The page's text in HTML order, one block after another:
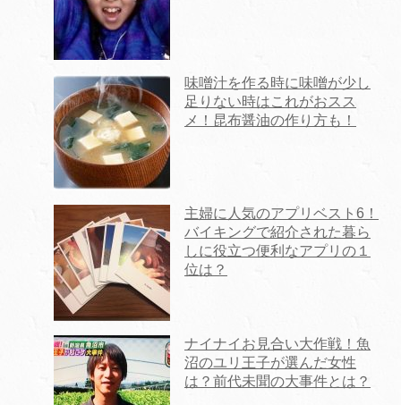
味噌汁を作る時に味噌が少し
足りない時はこれがおスス
メ！昆布醤油の作り方も！
主婦に人気のアプリベスト6！
バイキングで紹介された暮ら
しに役立つ便利なアプリの１
位は？
ナイナイお見合い大作戦！魚
沼のユリ王子が選んだ女性
は？前代未聞の大事件とは？